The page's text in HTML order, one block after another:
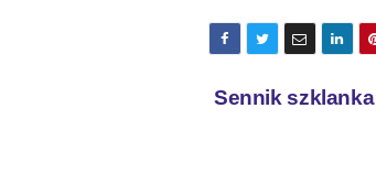
Sennik szklanka